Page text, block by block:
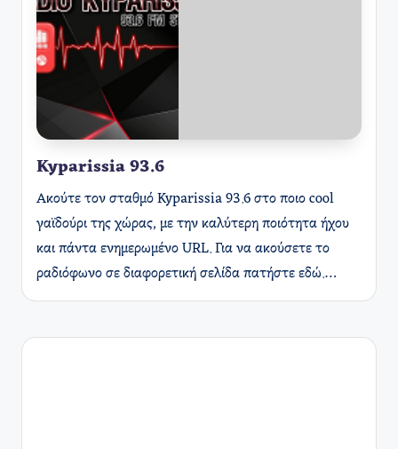
Kyparissia 93.6
Ακούτε τον σταθμό Kyparissia 93.6 στο ποιο cool
γαϊδούρι της χώρας, με την καλύτερη ποιότητα ήχου
και πάντα ενημερωμένο URL. Για να ακούσετε το
ραδιόφωνο σε διαφορετική σελίδα πατήστε εδώ.…